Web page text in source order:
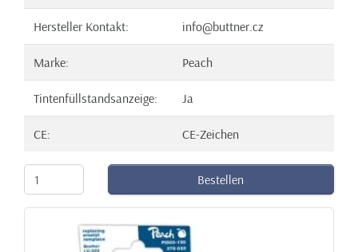
Hersteller Kontakt: info@buttner.cz
Marke: Peach
Tintenfüllstandsanzeige: Ja
CE: CE-Zeichen
Bestellen